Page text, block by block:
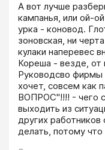
А вот лучше
кампанья, или ой-
урка - коновод.
зоновская, ни
кулаки наперевес
Кореша - везде, от
Руководсво
хочет, совсем как
ВОПРОС"!!!! - чего
выходить из
других
делать, потому